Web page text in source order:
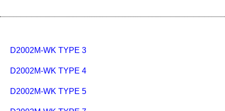
D2002M-WK TYPE 3
D2002M-WK TYPE 4
D2002M-WK TYPE 5